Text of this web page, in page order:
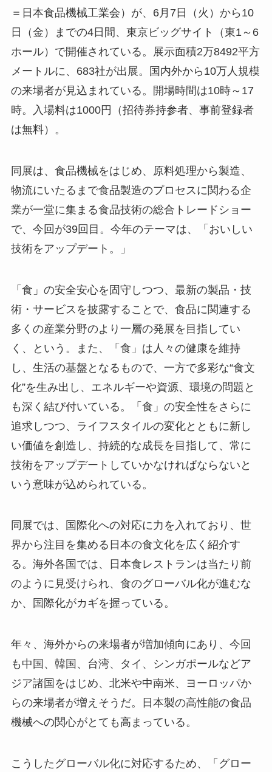
＝日本食品機械工業会）が、6月7日（火）から10
日（金）までの4日間、東京ビッグサイト（東1～6
ホール）で開催されている。展示面積2万8492平方
メートルに、683社が出展。国内外から10万人規模
の来場者が見込まれている。開場時間は10時～17
時。入場料は1000円（招待券持参者、事前登録者
は無料）。
同展は、食品機械をはじめ、原料処理から製造、
物流にいたるまで食品製造のプロセスに関わる企
業が一堂に集まる食品技術の総合トレードショー
で、今回が39回目。今年のテーマは、「おいしい
技術をアップデート。」
「食」の安全安心を固守しつつ、最新の製品・技
術・サービスを披露することで、食品に関連する
多くの産業分野のより一層の発展を目指してい
く、という。また、「食」は人々の健康を維持
し、生活の基盤となるもので、一方で多彩な“食文
化”を生み出し、エネルギーや資源、環境の問題と
も深く結び付いている。「食」の安全性をさらに
追求しつつ、ライフスタイルの変化とともに新し
い価値を創造し、持続的な成長を目指して、常に
技術をアップデートしていかなければならないと
いう意味が込められている。
同展では、国際化への対応に力を入れており、世
界から注目を集める日本の食文化を広く紹介す
る。海外各国では、日本食レストランは当たり前
のように見受けられ、食のグローバル化が進むな
か、国際化がカギを握っている。
年々、海外からの来場者が増加傾向にあり、今回
も中国、韓国、台湾、タイ、シンガポールなどア
ジア諸国をはじめ、北米や中南米、ヨーロッパか
らの来場者が増えそうだ。日本製の高性能の食品
機械への関心がとても高まっている。
こうしたグローバル化に対応するため、「グロー